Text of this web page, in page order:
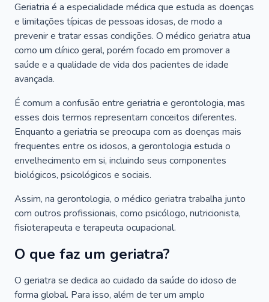
Geriatria é a especialidade médica que estuda as doenças
e limitações típicas de pessoas idosas, de modo a
prevenir e tratar essas condições. O médico geriatra atua
como um clínico geral, porém focado em promover a
saúde e a qualidade de vida dos pacientes de idade
avançada.
É comum a confusão entre geriatria e gerontologia, mas
esses dois termos representam conceitos diferentes.
Enquanto a geriatria se preocupa com as doenças mais
frequentes entre os idosos, a gerontologia estuda o
envelhecimento em si, incluindo seus componentes
biológicos, psicológicos e sociais.
Assim, na gerontologia, o médico geriatra trabalha junto
com outros profissionais, como psicólogo, nutricionista,
fisioterapeuta e terapeuta ocupacional.
O que faz um geriatra?
O geriatra se dedica ao cuidado da saúde do idoso de
forma global. Para isso, além de ter um amplo